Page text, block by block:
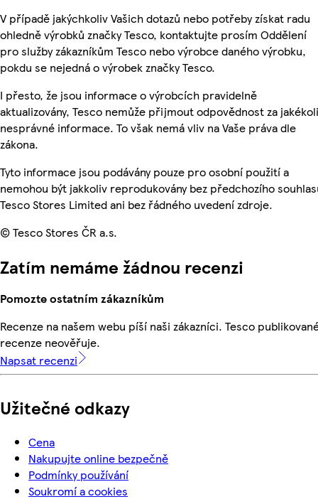
V případě jakýchkoliv Vašich dotazů nebo potřeby získat radu
ohledně výrobků značky Tesco, kontaktujte prosím Oddělení
pro služby zákazníkům Tesco nebo výrobce daného výrobku,
pokdu se nejedná o výrobek značky Tesco.
I přesto, že jsou informace o výrobcích pravidelně
aktualizovány, Tesco nemůže přijmout odpovědnost za
nesprávné informace. To však nemá vliv na Vaše práva dle
zákona.
Tyto informace jsou podávány pouze pro osobní použití a
nemohou být jakkoliv reprodukovány bez předchozího
Tesco Stores Limited ani bez řádného uvedení zdroje.
© Tesco Stores ČR a.s.
Zatím nemáme žádnou recenzi
Pomozte ostatním zákazníkům
Recenze na našem webu píší naši zákazníci. Tesco
recenze neověřuje.
Napsat recenzi
Užitečné odkazy
Cena
Nakupujte online bezpečně
Podmínky používání
Soukromí a cookies